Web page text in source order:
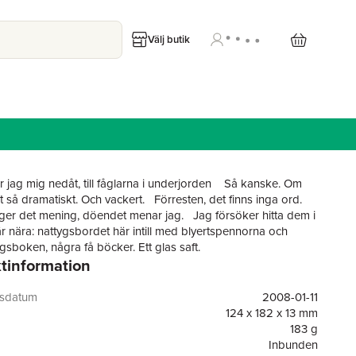
Välj butik
jag mig nedåt, till fåglarna i underjorden Så kanske. Om
så dramatiskt. Och vackert. Förresten, det finns inga ord.
det mening, döendet menar jag. Jag försöker hitta dem i
nära: nattygsbordet här intill med blyertspennorna och
några få böcker. Ett glas saft.
för att värja sig när döden fingrar på honom. I sin
på lungorna och om den pipande andningen, om en
tveksamhet när han ska svälja och om ljusspringan från
som hjälper mot nattskräcken. På små lappar skriver han
till den kvinna som lovat att vara med honom till slutet
2008-01-11
124 x 182 x 13 mm
183 g
Inbunden